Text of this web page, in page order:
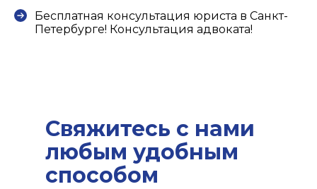
Бесплатная консультация юриста в Санкт-
Петербурге! Консультация адвоката!
Свяжитесь с нами
любым удобным
способом